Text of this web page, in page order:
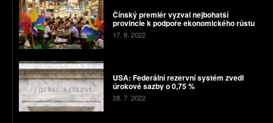
Čínský premiér vyzval nejbohatší
provincie k podpoře ekonomického růstu
17. 8. 2022
USA: Federální rezervní systém zvedl
úrokové sazby o 0,75 %
28. 7. 2022